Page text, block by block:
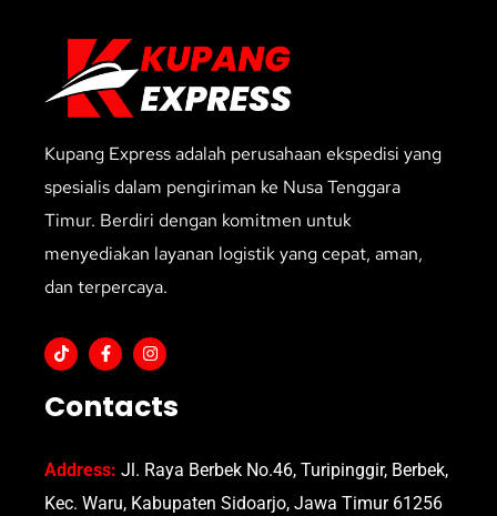
Kupang Express adalah perusahaan ekspedisi yang
spesialis dalam pengiriman ke Nusa Tenggara
Timur. Berdiri dengan komitmen untuk
menyediakan layanan logistik yang cepat, aman,
dan terpercaya.
Contacts
Address: Jl. Raya Berbek No.46, Turipinggir, Berbek,
Kec. Waru, Kabupaten Sidoarjo, Jawa Timur 61256